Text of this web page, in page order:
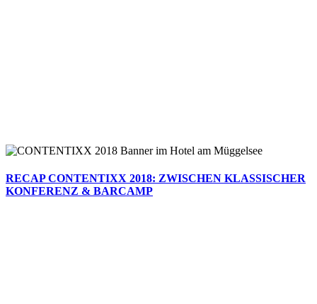
RECAP CONTENTIXX 2018: ZWISCHEN KLASSISCHER
KONFERENZ & BARCAMP